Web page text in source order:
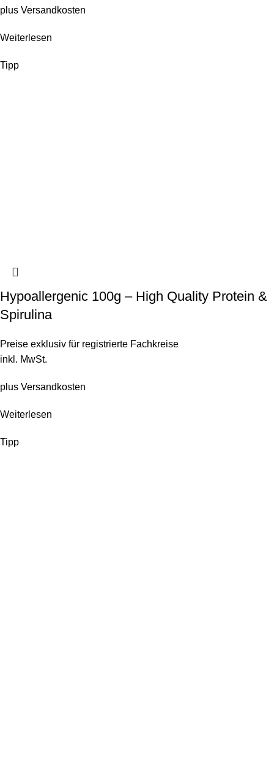
plus Versandkosten
Weiterlesen
Tipp
Hypoallergenic 100g – High Quality Protein &
Spirulina
Preise exklusiv für registrierte Fachkreise
inkl. MwSt.
plus Versandkosten
Weiterlesen
Tipp